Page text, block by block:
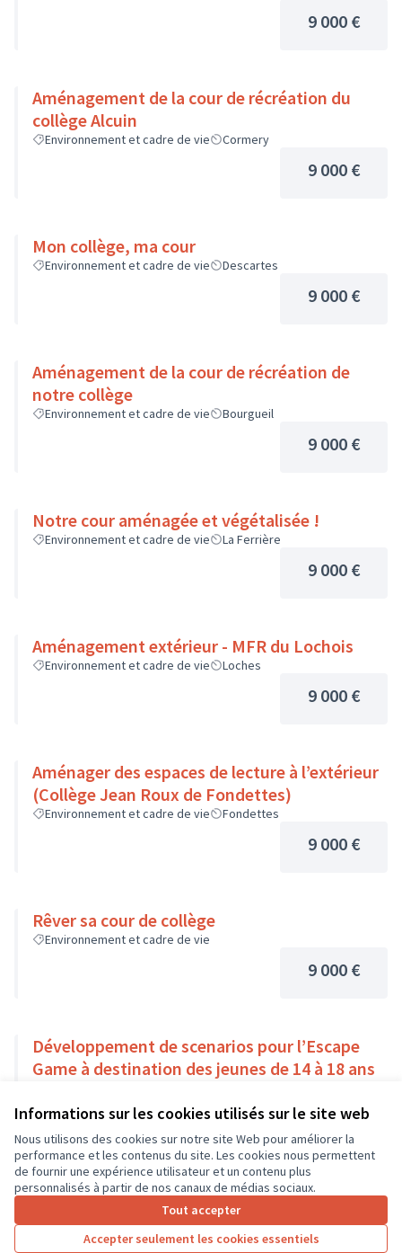
Informations sur les cookies utilisés sur le site web
Nous utilisons des cookies sur notre site Web pour améliorer la
performance et les contenus du site. Les cookies nous permettent
de fournir une expérience utilisateur et un contenu plus
personnalisés à partir de nos canaux de médias sociaux.
Tout accepter
Accepter seulement les cookies essentiels
9 000 €
Aménagement de la cour de récréation du
collège Alcuin
Environnement et cadre de vie Cormery
9 000 €
Mon collège, ma cour
Environnement et cadre de vie Descartes
9 000 €
Aménagement de la cour de récréation de
notre collège
Environnement et cadre de vie Bourgueil
9 000 €
Notre cour aménagée et végétalisée !
Environnement et cadre de vie La Ferrière
9 000 €
Aménagement extérieur - MFR du Lochois
Environnement et cadre de vie Loches
9 000 €
Aménager des espaces de lecture à l’extérieur
(Collège Jean Roux de Fondettes)
Environnement et cadre de vie Fondettes
9 000 €
Rêver sa cour de collège
Environnement et cadre de vie
9 000 €
Développement de scenarios pour l’Escape
Game à destination des jeunes de 14 à 18 ans
9 000 €
Résultats par page : 50
3 … 7